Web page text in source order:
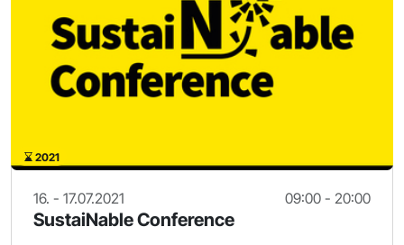
2021
16. - 17.07.2021 09:00 - 20:00
SustaiNable Conference